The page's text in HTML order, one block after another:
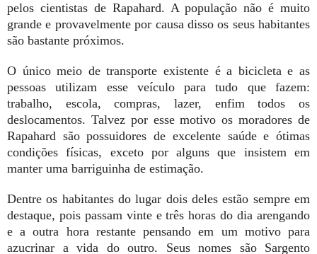
pelos cientistas de Rapahard. A população não é muito
grande e provavelmente por causa disso os seus habitantes
são bastante próximos.
O único meio de transporte existente é a bicicleta e as
pessoas utilizam esse veículo para tudo que fazem:
trabalho, escola, compras, lazer, enfim todos os
deslocamentos. Talvez por esse motivo os moradores de
Rapahard são possuidores de excelente saúde e ótimas
condições físicas, exceto por alguns que insistem em
manter uma barriguinha de estimação.
Dentre os habitantes do lugar dois deles estão sempre em
destaque, pois passam vinte e três horas do dia arengando
e a outra hora restante pensando em um motivo para
azucrinar a vida do outro. Seus nomes são Sargento